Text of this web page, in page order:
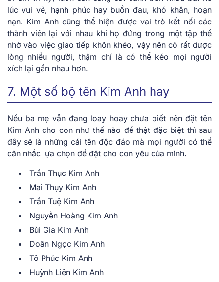
lúc vui vẻ, hạnh phúc hay buồn đau, khó khăn, hoạn
nạn. Kim Anh cũng thể hiện được vai trò kết nối các
thành viên lại với nhau khi họ đứng trong một tập thể
nhờ vào việc giao tiếp khôn khéo, vậy nên cô rất được
lòng nhiều người, thậm chí là có thể kéo mọi người
xích lại gần nhau hơn.
7. Một số bộ tên Kim Anh hay
Nếu ba mẹ vẫn đang loay hoay chưa biết nên đặt tên
Kim Anh cho con như thế nào để thật đặc biệt thì sau
đây sẽ là những cái tên độc đáo mà mọi người có thể
cân nhắc lựa chọn để đặt cho con yêu của mình.
Trần Thục Kim Anh
Mai Thụy Kim Anh
Trần Tuệ Kim Anh
Nguyễn Hoàng Kim Anh
Bùi Gia Kim Anh
Doãn Ngọc Kim Anh
Tô Phúc Kim Anh
Huỳnh Liên Kim Anh